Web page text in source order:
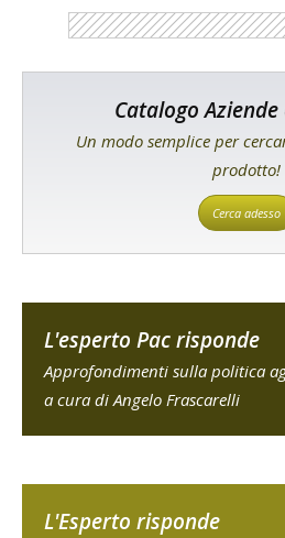
Catalogo
Un modo semplice per
prodotto!
Cerca adesso
L'esperto Pac risponde
Approfondimenti sulla politica
a cura di Angelo Frascarelli
L'Esperto risponde